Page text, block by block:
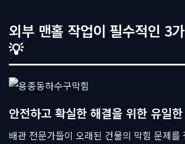
외부 맨홀 작업이 필수적인 3
💡
안전하고 확실한 해결을 위한 유일
배관 전문가들이 오래된 건물의 막힘 문제를